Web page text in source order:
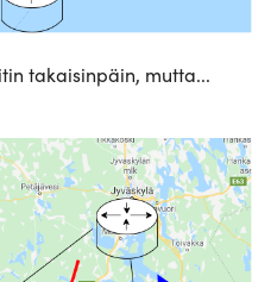
takaisinpäin, mutta...